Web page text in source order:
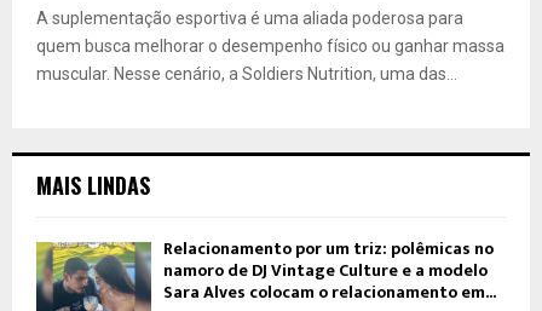
A suplementação esportiva é uma aliada poderosa para
quem busca melhorar o desempenho físico ou ganhar massa
muscular. Nesse cenário, a Soldiers Nutrition, uma das...
MAIS LINDAS
Relacionamento por um triz: polêmicas no
namoro de DJ Vintage Culture e a modelo
Sara Alves colocam o relacionamento em...